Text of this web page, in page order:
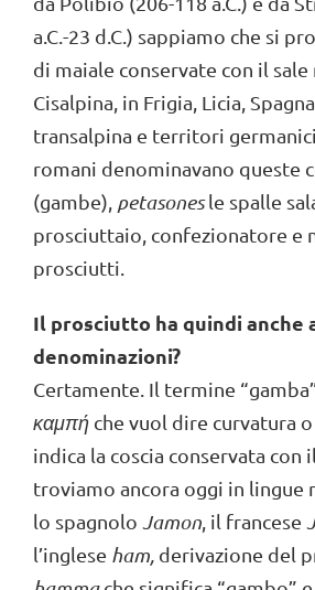
a.C.-23 d.C.) sappiamo che si
di maiale conservate con il sale
Cisalpina, in Frigia, Licia,
transalpina e territori
romani denominavano queste
(gambe), petasonesle spalle
prosciuttaio, confezionatore e
prosciutti.
Il prosciutto ha quindi anche
denominazioni?
Certamente. Il termine
καμπή che vuol dire curvatura
indica la coscia conservata con
troviamo ancora oggi in lingue
lo spagnolo Jamon , il francese
l’inglese ham, derivazione del